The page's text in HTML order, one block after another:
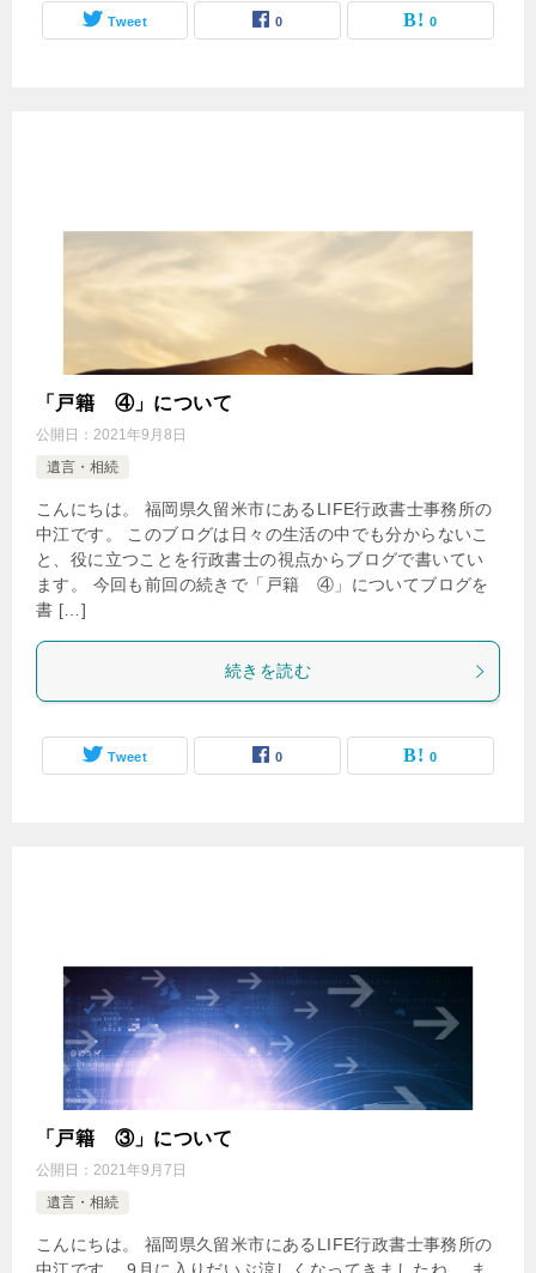
Tweet 0 0
「戸籍 ④」について
公開日： 2021年9月8日
遺言・相続
こんにちは。 福岡県久留米市にあるLIFE行政書士事務所の
中江です。 このブログは日々の生活の中でも分からないこ
と、役に立つことを行政書士の視点からブログで書いてい
ます。 今回も前回の続きで「戸籍 ④」についてブログを
書 […]
続きを読む
Tweet 0 0
「戸籍 ③」について
公開日： 2021年9月7日
遺言・相続
こんにちは。 福岡県久留米市にあるLIFE行政書士事務所の